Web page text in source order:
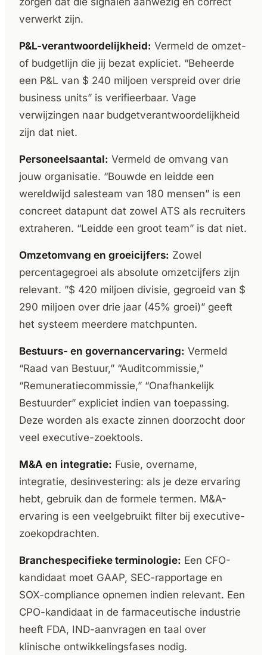
verwerkt zijn.
P&L-verantwoordelijkheid: Vermeld de omzet-
of budgetlijn die jij bezat expliciet. “Beheerde
een P&L van $ 240 miljoen verspreid over drie
business units” is verifieerbaar. Vage
verwijzingen naar budgetverantwoordelijkheid
zijn dat niet.
Personeelsaantal: Vermeld de omvang van
jouw organisatie. “Bouwde en leidde een
wereldwijd salesteam van 180 mensen” is een
concreet datapunt dat zowel ATS als recruiters
extraheren. “Leidde een groot team” is dat niet.
Omzetomvang en groeicijfers: Zowel
percentagegroei als absolute omzetcijfers zijn
relevant. ”$ 420 miljoen divisie, gegroeid van $
290 miljoen over drie jaar (45% groei)” geeft
het systeem meerdere matchpunten.
Bestuurs- en governancervaring: Vermeld
“Raad van Bestuur,” “Auditcommissie,”
“Remuneratiecommissie,” “Onafhankelijk
Bestuurder” expliciet indien van toepassing.
Deze worden als exacte zinnen doorzocht door
veel executive-zoektools.
M&A en integratie: Fusie, overname,
integratie, desinvestering: als je deze ervaring
hebt, gebruik dan de formele termen. M&A-
ervaring is een veelgebruikt filter bij executive-
zoekopdrachten.
Branchespecifieke terminologie: Een CFO-
kandidaat moet GAAP, SEC-rapportage en
SOX-compliance opnemen indien relevant. Een
CPO-kandidaat in de farmaceutische industrie
heeft FDA, IND-aanvragen en taal over
klinische ontwikkelingsfases nodig.